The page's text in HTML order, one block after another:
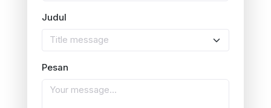
Judul
Title message
Pesan